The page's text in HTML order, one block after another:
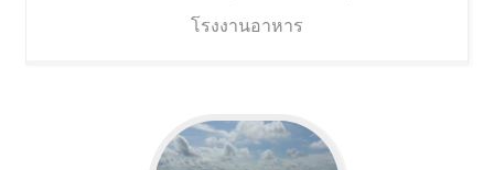
โรงงานอาหาร